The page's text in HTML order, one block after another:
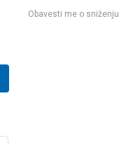
(1558783)Obavesti me o sniženju